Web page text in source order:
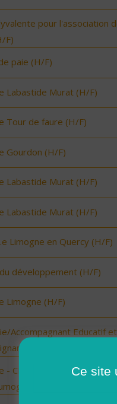
pour l'association
F)
paie (H/F)
Labastide Murat (H/F)
Tour de faure (H/F)
Gourdon (H/F)
Labastide Murat (H/F)
Labastide Murat (H/F)
Limogne en Quercy (H/F)
développement (H/F)
Limogne (H/F)
Accompagnant Educatif et
sur ROSCOFF (H/F)
- CDD ou CDI - Plouarzel/
(H/F)
Ce site